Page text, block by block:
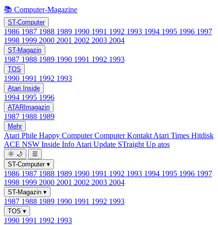
📚 Computer-Magazine
ST-Computer
1986 1987 1988 1989 1990 1991 1992 1993 1994 1995 1996 1997
1998 1999 2000 2001 2002 2003 2004
ST-Magazin
1987 1988 1989 1990 1991 1992 1993
TOS
1990 1991 1992 1993
Atari Inside
1994 1995 1996
ATARImagazin
1987 1988 1989
Mehr
Atari Phile Happy ComputerComputer Kontakt Atari Times Hitdisk
ACE NSW Inside Info Atari Update STraight Up atos
🌞 🌙
☰
ST-Computer ▾
1986 1987 1988 1989 1990 1991 1992 1993 1994 1995 1996 1997
1998 1999 2000 2001 2002 2003 2004
ST-Magazin ▾
1987 1988 1989 1990 1991 1992 1993
TOS ▾
1990 1991 1992 1993